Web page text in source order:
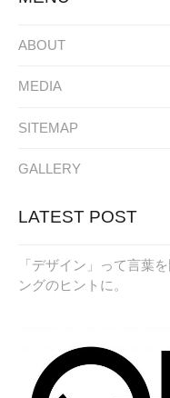
ABOUT
MEDIA
SITEMAP
GALLERY
LATEST POST
「デザイン」って言葉
ングのヒントに。